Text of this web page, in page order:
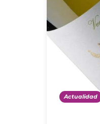
Actualidad